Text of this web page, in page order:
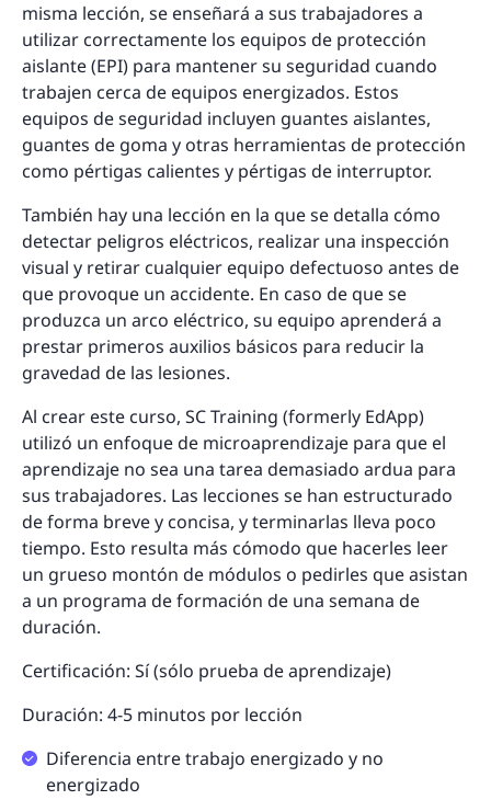
misma lección, se enseñará a sus trabajadores a
utilizar correctamente los equipos de protección
aislante (EPI) para mantener su seguridad cuando
trabajen cerca de equipos energizados. Estos
equipos de seguridad incluyen guantes aislantes,
guantes de goma y otras herramientas de protección
como pértigas calientes y pértigas de interruptor.
También hay una lección en la que se detalla cómo
detectar peligros eléctricos, realizar una inspección
visual y retirar cualquier equipo defectuoso antes de
que provoque un accidente. En caso de que se
produzca un arco eléctrico, su equipo aprenderá a
prestar primeros auxilios básicos para reducir la
gravedad de las lesiones.
Al crear este curso, SC Training (formerly EdApp)
utilizó un enfoque de microaprendizaje para que el
aprendizaje no sea una tarea demasiado ardua para
sus trabajadores. Las lecciones se han estructurado
de forma breve y concisa, y terminarlas lleva poco
tiempo. Esto resulta más cómodo que hacerles leer
un grueso montón de módulos o pedirles que asistan
a un programa de formación de una semana de
duración.
Certificación: Sí (sólo prueba de aprendizaje)
Duración: 4-5 minutos por lección
Diferencia entre trabajo energizado y no
energizado